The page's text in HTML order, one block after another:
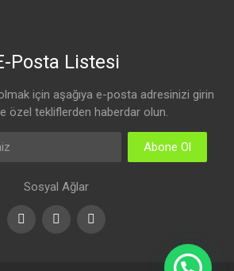
Posta Listesi
için aşağıya e-posta adresinizi girin
özel tekliflerden haberdar olun.
Abone Ol
Sosyal Ağlar
FacebookYoutubeInstagram